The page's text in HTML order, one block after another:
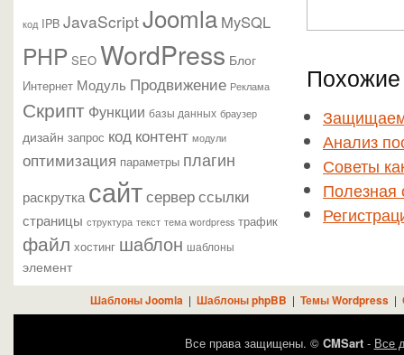
код IPB JavaScriptJoomla MySQL
PHP SEO WordPress Блог
Интернет Модуль Продвижение Реклама
Скрипт Функции базы данных браузер
дизайн запрос код контент модули
оптимизация параметры плагин
раскрутка сайтсерверссылки
страницы структура текст тема wordpress трафик
файл хостинг шаблон шаблоны
элемент
Похожие
Защищаем
Анализ
Советы
Полезная
Шаблоны Joomla | Шаблоны phpBB | Темы Wordpress|
Все права защищены. © CMSart- Все